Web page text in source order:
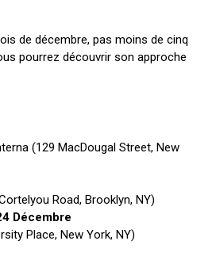
de décembre, pas moins de cinq
pourrez découvrir son approche
(129 MacDougal Street, New
Road, Brooklyn, NY)
Décembre
Place, New York, NY)